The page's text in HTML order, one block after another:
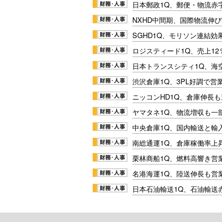
日本郵政1Q、郵便・物流赤
NXHD中間期、国際物流伸
SGHD1Q、モリソン連結効
ロジスティード1Q、売上
日本トランスシティ1Q、海
渋沢倉庫1Q、3PL好調で営
ニッコンHD1Q、倉庫伸長
ヤマタネ1Q、物流増収も一
中央倉庫1Q、国内輸送と輸
南総通運1Q、倉庫稼働率上
栗林商船1Q、燃料高響き営
名港海運1Q、陸送伸長も営
日本石油輸送1Q、石油輸送